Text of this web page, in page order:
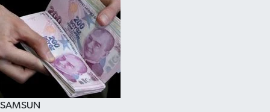
SAMSUN